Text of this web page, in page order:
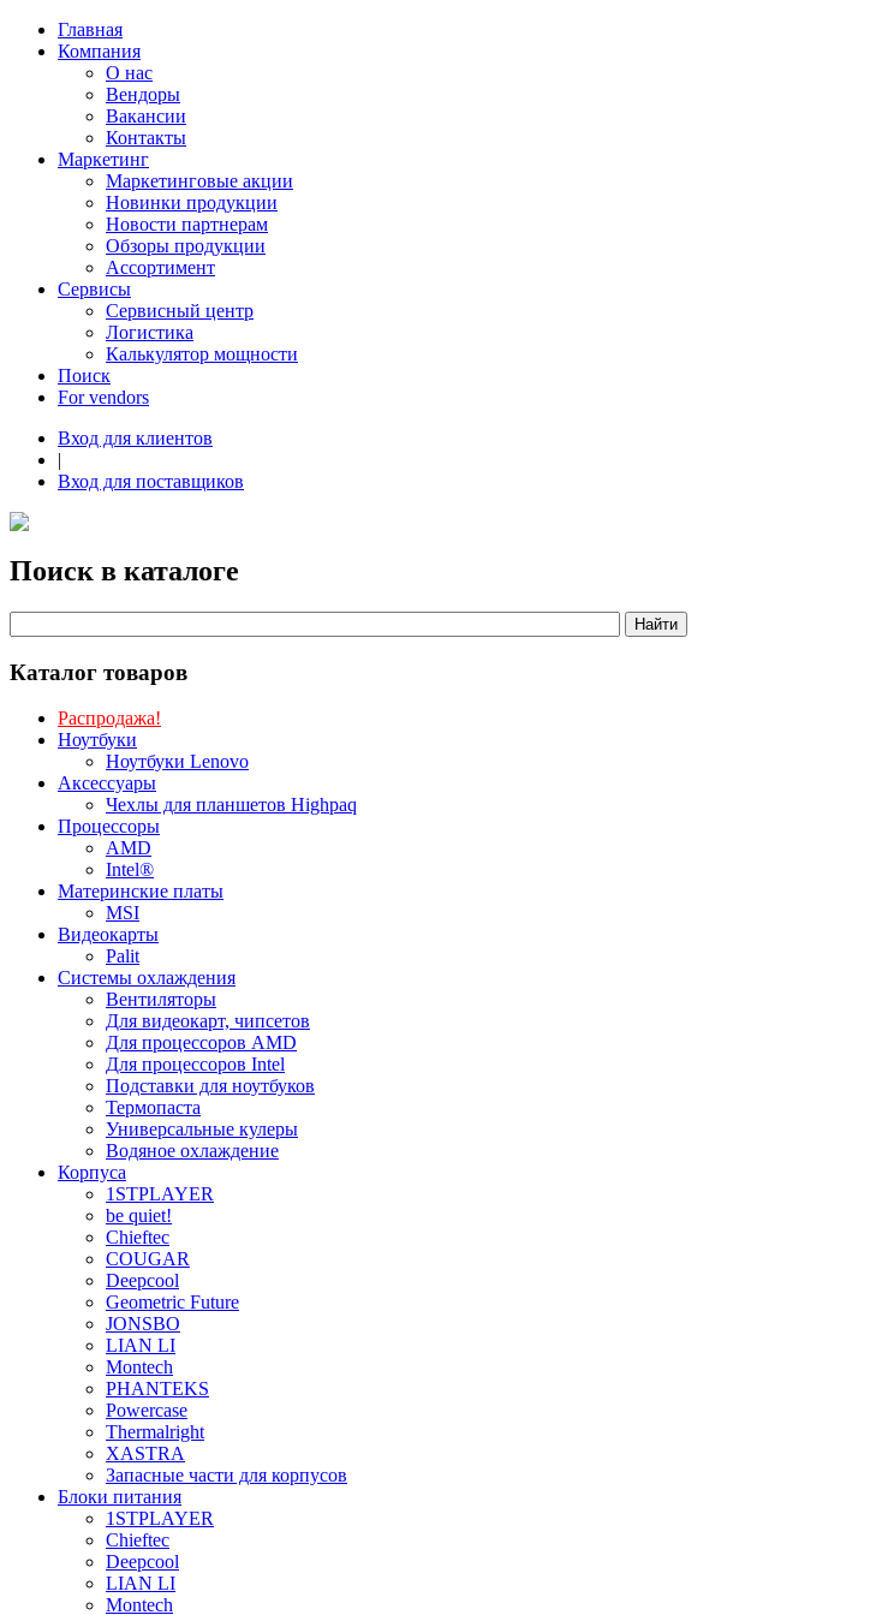
Главная
Компания
О нас
Вендоры
Вакансии
Контакты
Маркетинг
Маркетинговые акции
Новинки продукции
Новости партнерам
Обзоры продукции
Ассортимент
Сервисы
Сервисный центр
Логистика
Калькулятор мощности
Поиск
For vendors
Вход для клиентов
|
Вход для поставщиков
Поиск в каталоге
Каталог товаров
Распродажа!
Ноутбуки
Ноутбуки Lenovo
Аксессуары
Чехлы для планшетов Highpaq
Процессоры
AMD
Intel®
Материнские платы
MSI
Видеокарты
Palit
Системы охлаждения
Вентиляторы
Для видеокарт, чипсетов
Для процессоров AMD
Для процессоров Intel
Подставки для ноутбуков
Термопаста
Универсальные кулеры
Водяное охлаждение
Корпуса
1STPLAYER
be quiet!
Chieftec
COUGAR
Deepcool
Geometric Future
JONSBO
LIAN LI
Montech
PHANTEKS
Powercase
Thermalright
XASTRA
Запасные части для корпусов
Блоки питания
1STPLAYER
Chieftec
Deepcool
LIAN LI
Montech